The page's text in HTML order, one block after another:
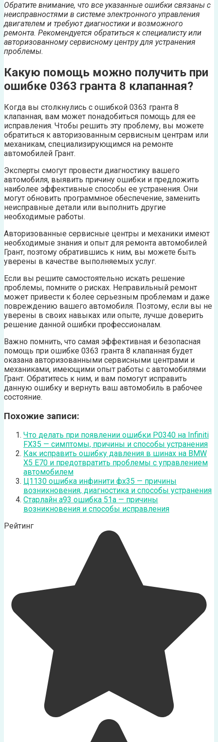
Обратите внимание, что все указанные ошибки связаны с
неисправностями в системе электронного управления
двигателем и требуют диагностики и возможного
ремонта. Рекомендуется обратиться к специалисту или
авторизованному сервисному центру для устранения
проблемы.
Какую помощь можно получить при
ошибке 0363 гранта 8 клапанная?
Когда вы столкнулись с ошибкой 0363 гранта 8
клапанная, вам может понадобиться помощь для ее
исправления. Чтобы решить эту проблему, вы можете
обратиться к авторизованным сервисным центрам или
механикам, специализирующимся на ремонте
автомобилей Грант.
Эксперты смогут провести диагностику вашего
автомобиля, выявить причину ошибки и предложить
наиболее эффективные способы ее устранения. Они
могут обновить программное обеспечение, заменить
неисправные детали или выполнить другие
необходимые работы.
Авторизованные сервисные центры и механики имеют
необходимые знания и опыт для ремонта автомобилей
Грант, поэтому обратившись к ним, вы можете быть
уверены в качестве выполняемых услуг.
Если вы решите самостоятельно искать решение
проблемы, помните о рисках. Неправильный ремонт
может привести к более серьезным проблемам и даже
повреждению вашего автомобиля. Поэтому, если вы не
уверены в своих навыках или опыте, лучше доверить
решение данной ошибки профессионалам.
Важно помнить, что самая эффективная и безопасная
помощь при ошибке 0363 гранта 8 клапанная будет
оказана авторизованными сервисными центрами и
механиками, имеющими опыт работы с автомобилями
Грант. Обратитесь к ним, и вам помогут исправить
данную ошибку и вернуть ваш автомобиль в рабочее
состояние.
Похожие записи:
Что делать при появлении ошибки P0340 на Infiniti
FX35 — симптомы, причины и способы устранения
Как исправить ошибку давления в шинах на BMW
X5 E70 и предотвратить проблемы с управлением
автомобилем
Ц1130 ошибка инфинити фх35 — причины
возникновения, диагностика и способы устранения
Старлайн а93 ошибка 51а — причины
возникновения и способы исправления
Рейтинг